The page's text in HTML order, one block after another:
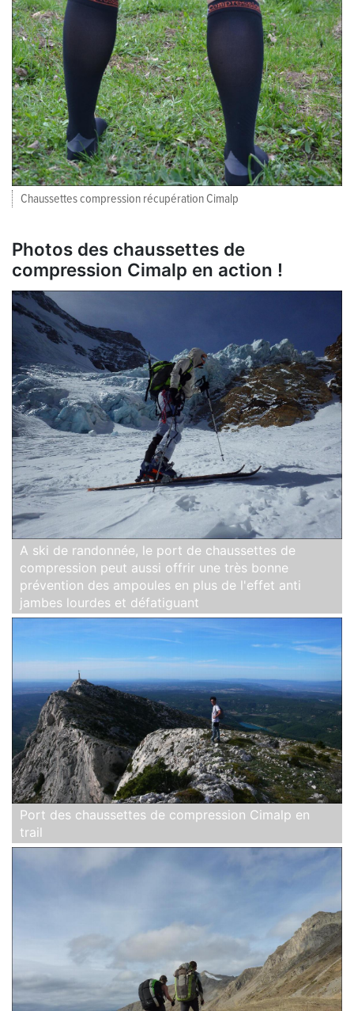
Chaussettes compression récupération Cimalp
Photos des chaussettes de
compression Cimalp en action !
A ski de randonnée, le port de chaussettes de
compression peut aussi offrir une très bonne
prévention des ampoules en plus de l'effet anti
jambes lourdes et défatiguant
Port des chaussettes de compression Cimalp en
trail